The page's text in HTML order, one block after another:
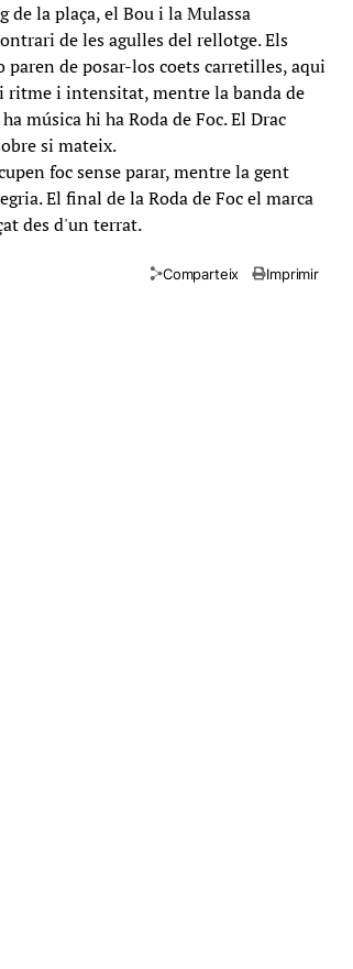
de la plaça, el Bou i la Mulassa
de les agulles del rellotge. Els
de posar-los coets carretilles, aqui
ritme i intensitat, mentre la banda de
música hi ha Roda de Foc. El Drac
si mateix.
foc sense parar, mentre la gent
El final de la Roda de Foc el marca
des d'un terrat.
Comparteix Imprimir